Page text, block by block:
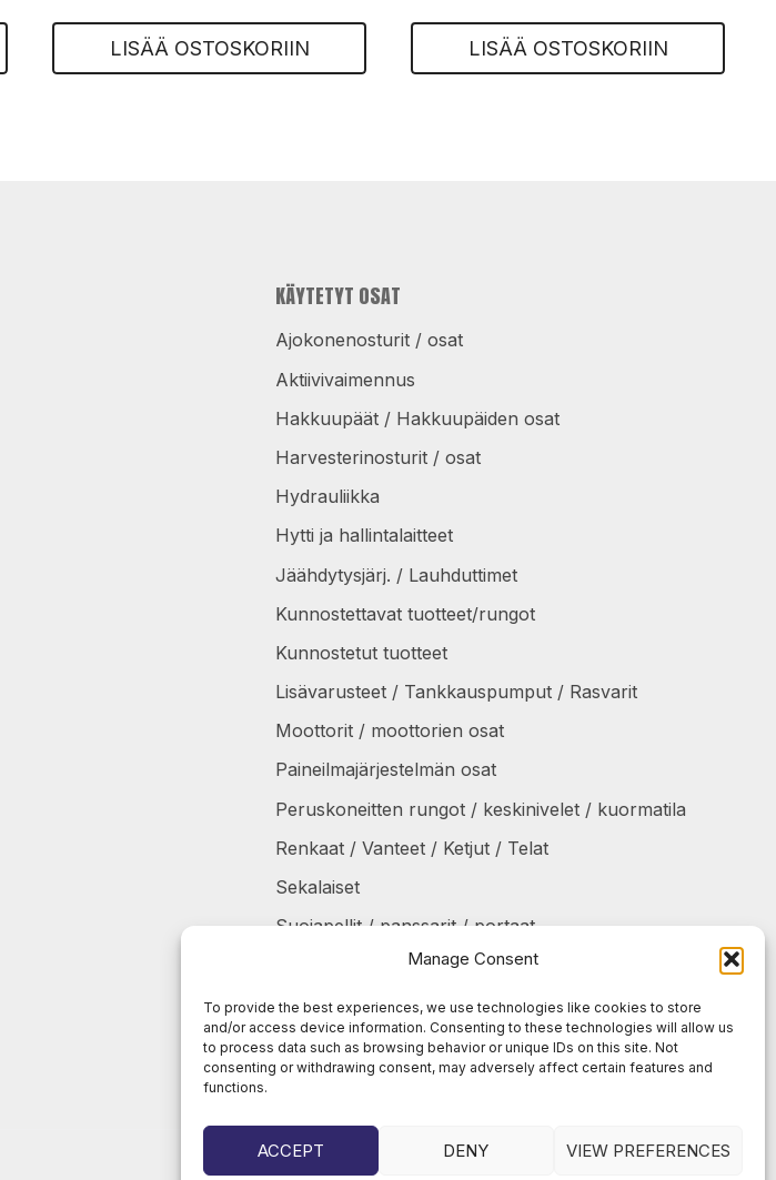
Manage Consent
To provide the best experiences, we use technologies like cookies to store
and/or access device information. Consenting to these technologies will allow us
to process data such as browsing behavior or unique IDs on this site. Not
consenting or withdrawing consent, may adversely affect certain features and
functions.
ACCEPT DENY VIEW PREFERENCES
LISÄÄ OSTOSKORIIN LISÄÄ OSTOSKORIIN
KÄYTETYT OSAT
Ajokonenosturit / osat
Aktiivivaimennus
Hakkuupäät / Hakkuupäiden osat
Harvesterinosturit / osat
Hydrauliikka
Hytti ja hallintalaitteet
Jäähdytysjärj. / Lauhduttimet
Kunnostettavat tuotteet/rungot
Kunnostetut tuotteet
Lisävarusteet / Tankkauspumput / Rasvarit
Moottorit / moottorien osat
Paineilmajärjestelmän osat
Peruskoneitten rungot / keskinivelet / kuormatila
Renkaat / Vanteet / Ketjut / Telat
Sekalaiset
Suojapellit / panssarit / portaat
Taukolämmittimet / osat
Voimansiirto